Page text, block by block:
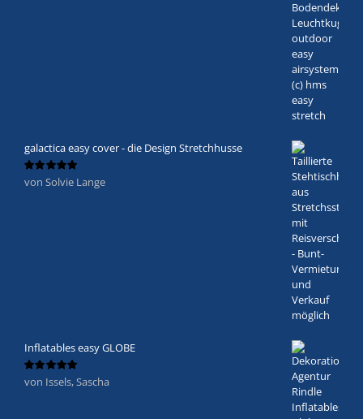
galactica easy cover - die Design Stretchhusse
Bewertet
von Solvie Lange
Inflatables easy GLOBE
Bewertet
von Issels, Sascha